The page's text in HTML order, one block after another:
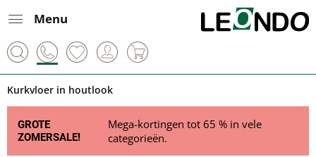
Menu
Kurkvloer in houtlook
GROTE
ZOMERSALE!
Mega-kortingen tot 65 % in vele
categorieën.